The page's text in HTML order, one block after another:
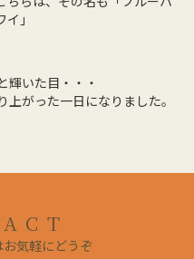
イ」
輝いた目・・・
上がった一日になりました。
気軽にどうぞ